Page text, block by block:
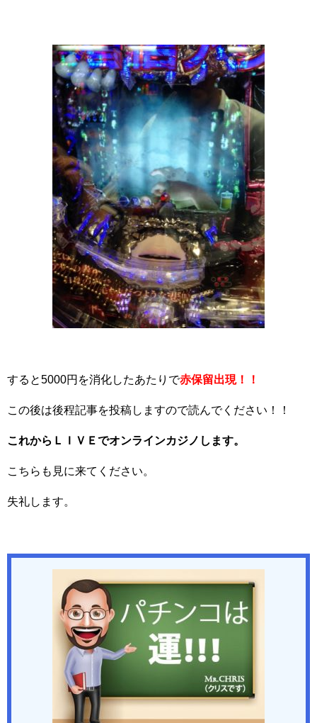
すると5000円を消化したあたりで赤保留出現！！
この後は後程記事を投稿しますので読んでください！！
これからＬＩＶＥでオンラインカジノします。
こちらも見に来てください。
失礼します。